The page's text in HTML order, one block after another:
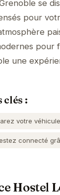
se
pour
pour
une
clés :
votre
connecté
Hostel